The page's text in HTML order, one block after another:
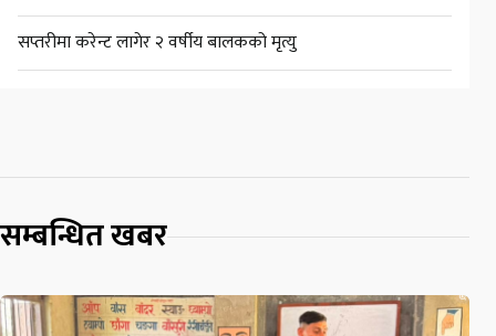
सप्तरीमा करेन्ट लागेर २ वर्षीय बालकको मृत्यु
सम्बन्धित खबर